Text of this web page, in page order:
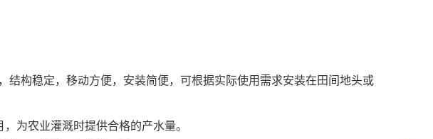
构稳定，移动方便，安装简便，可根据实际使用需求安装在田间地头或
为农业灌溉时提供合格的产水量。